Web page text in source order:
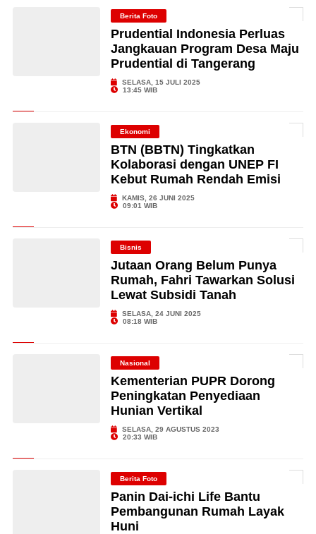
Berita Foto
Prudential Indonesia Perluas
Jangkauan Program Desa Maju
Prudential di Tangerang
SELASA, 15 JULI 2025
13:45 WIB
Ekonomi
BTN (BBTN) Tingkatkan
Kolaborasi dengan UNEP FI
Kebut Rumah Rendah Emisi
KAMIS, 26 JUNI 2025
09:01 WIB
Bisnis
Jutaan Orang Belum Punya
Rumah, Fahri Tawarkan Solusi
Lewat Subsidi Tanah
SELASA, 24 JUNI 2025
08:18 WIB
Nasional
Kementerian PUPR Dorong
Peningkatan Penyediaan
Hunian Vertikal
SELASA, 29 AGUSTUS 2023
20:33 WIB
Berita Foto
Panin Dai-ichi Life Bantu
Pembangunan Rumah Layak
Huni